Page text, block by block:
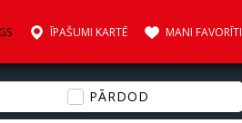
ĪPAŠUMI KARTĒ MANI FAVORĪTI
PĀRDOD